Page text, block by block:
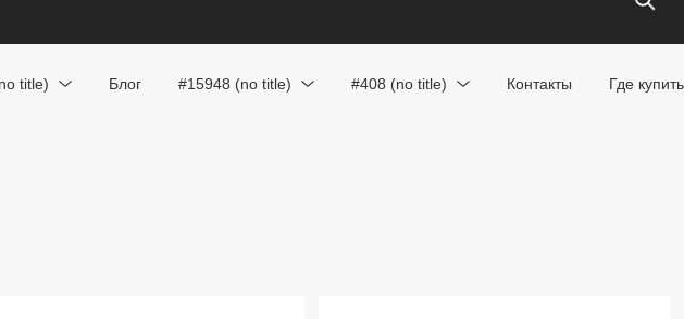
title) Блог #15948 (no title) #408 (no title) Контакты Где купить